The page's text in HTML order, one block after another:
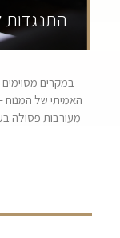
התנגדות
במקרים
האמיתי של המנוח
מעורבות פסולה